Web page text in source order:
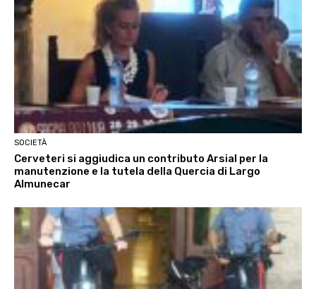
SOCIETÀ
Cerveteri si aggiudica un contributo Arsial per la
manutenzione e la tutela della Quercia di Largo
Almunecar